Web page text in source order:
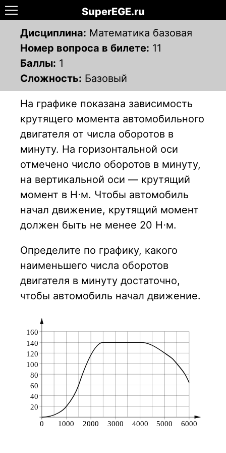
SuperEGE.ru
Дисциплина: Математика базовая
Номер вопроса в билете: 11
Баллы: 1
Сложность: Базовый
На графике показана зависимость
крутящего момента автомобильного
двигателя от числа оборотов в
минуту. На горизонтальной оси
отмечено число оборотов в минуту,
на вертикальной оси — крутящий
момент в Н⋅м. Чтобы автомобиль
начал движение, крутящий момент
должен быть не менее 20 Н⋅м.
Определите по графику, какого
наименьшего числа оборотов
двигателя в минуту достаточно,
чтобы автомобиль начал движение.